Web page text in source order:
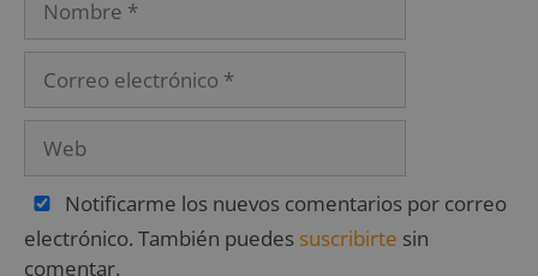
Notificarme los nuevos comentarios por correo
electrónico. También puedes suscribirte sin
comentar.